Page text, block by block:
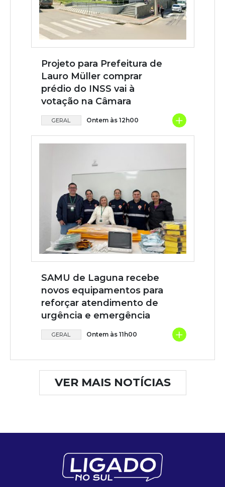
Projeto para Prefeitura de
Lauro Müller comprar
prédio do INSS vai à
votação na Câmara
GERAL Ontem às 12h00 +
SAMU de Laguna recebe
novos equipamentos para
reforçar atendimento de
urgência e emergência
GERAL Ontem às 11h00 +
VER MAIS NOTÍCIAS